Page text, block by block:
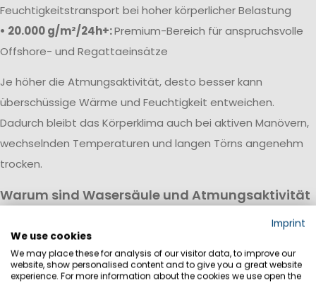
Feuchtigkeitstransport bei hoher körperlicher Belastung
• 20.000 g/m²/24h+:Premium-Bereich für anspruchsvolle
Offshore- und Regattaeinsätze
Je höher die Atmungsaktivität, desto besser kann
überschüssige Wärme und Feuchtigkeit entweichen.
Dadurch bleibt das Körperklima auch bei aktiven Manövern,
wechselnden Temperaturen und langen Törns angenehm
trocken.
Warum sind Wasersäule und Atmungsaktivität
Eine hochwertige Segeljackbekleidung vereint hohe
Wasserdichtigkeit mit guter Atmungsaktivität. Während die
Wassersäule vor Regen, Wind und Gischt schützt, sorgt die
Imprint
We use cookies
We may place these for analysis of our visitor data, to improve our
website, show personalised content and to give you a great website
experience. For more information about the cookies we use open the